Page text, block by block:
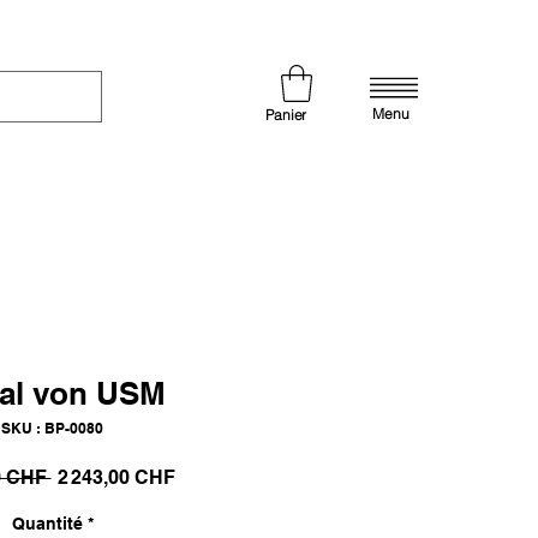
Panier Menu
von USM
SKU : BP-0080
CHF Prix
2 243,00 CHFPrix
Quantité *